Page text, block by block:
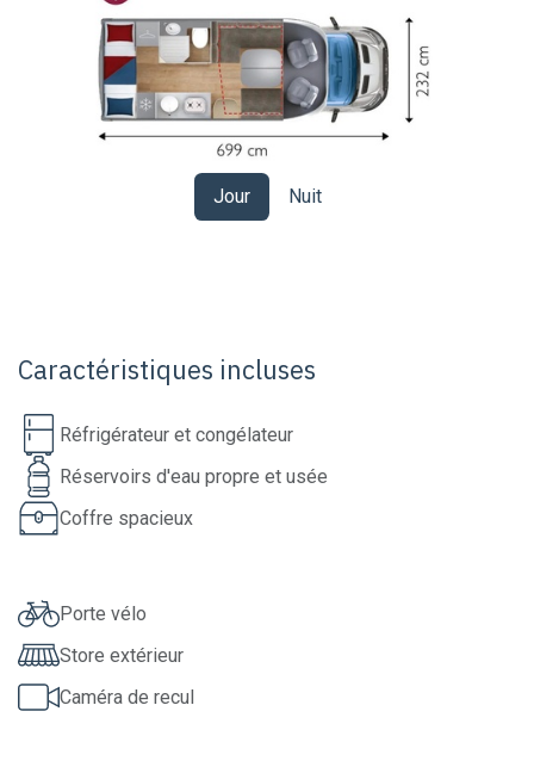
Jour Nuit
Caractéristiques incluses
Réfrigérateur et congélateur
Réservoirs d'eau propre et usée
Coffre spacieux
Porte vélo
Store extérieur
Caméra de recul